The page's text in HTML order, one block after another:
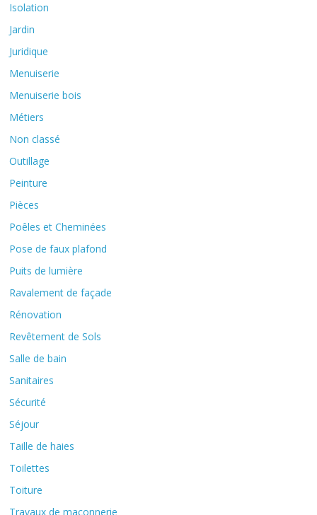
Isolation
Jardin
Juridique
Menuiserie
Menuiserie bois
Métiers
Non classé
Outillage
Peinture
Pièces
Poêles et Cheminées
Pose de faux plafond
Puits de lumière
Ravalement de façade
Rénovation
Revêtement de Sols
Salle de bain
Sanitaires
Sécurité
Séjour
Taille de haies
Toilettes
Toiture
Travaux de maçonnerie